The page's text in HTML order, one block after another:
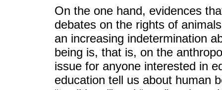
On the one hand, evidences
debates on the rights of
an increasing indetermination
being is, that is, on the
issue for anyone interested in
education tell us about human